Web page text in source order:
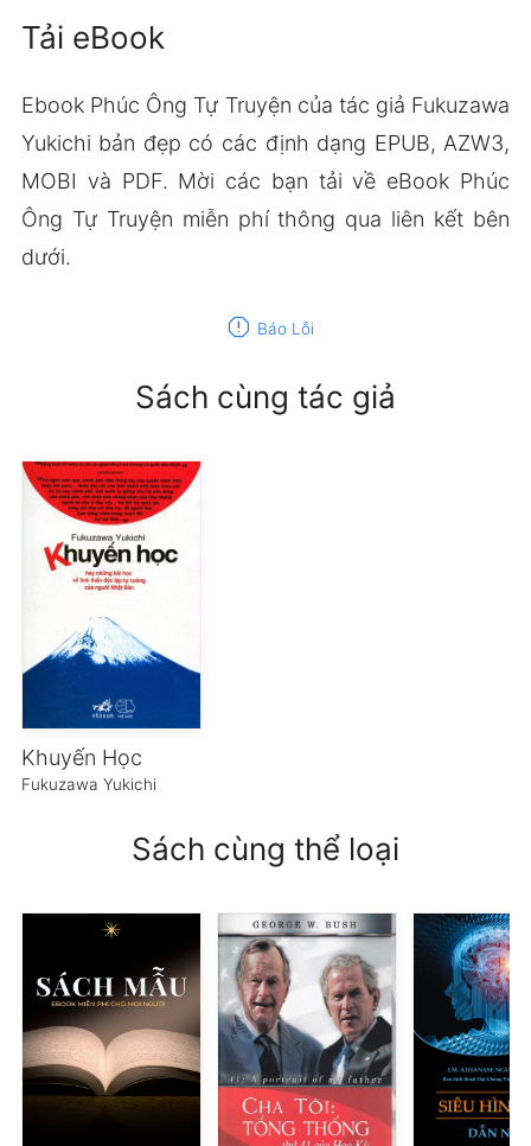
Tải eBook
Ebook Phúc Ông Tự Truyện của tác giả Fukuzawa
Yukichi bản đẹp có các định dạng EPUB, AZW3,
MOBI và PDF. Mời các bạn tải về eBook Phúc
Ông Tự Truyện miễn phí thông qua liên kết bên
dưới.
report Báo Lỗi
Sách cùng tác giả
Khuyến Học
Fukuzawa Yukichi
Sách cùng thể loại